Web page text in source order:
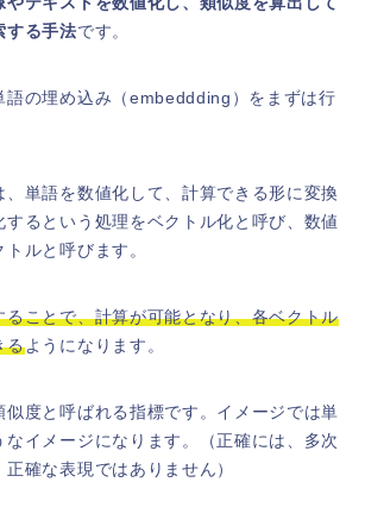
する手法です。
語の埋め込み（embeddding）をまずは行
、単語を数値化して、計算できる形に変換
するという処理をベクトル化と呼び、数値
ルと呼びます。
ることで、計算が可能となり、各ベクトル
るようになります。
似度と呼ばれる指標です。イメージでは単
なイメージになります。（正確には、多次
確な表現ではありません）